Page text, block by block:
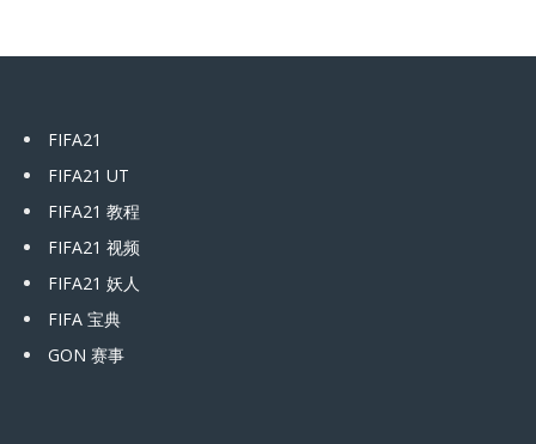
FIFA21
FIFA21 UT
FIFA21 教程
FIFA21 视频
FIFA21 妖人
FIFA 宝典
GON 赛事